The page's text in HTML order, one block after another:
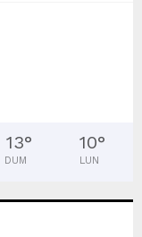
13°
DUM
10°
LUN